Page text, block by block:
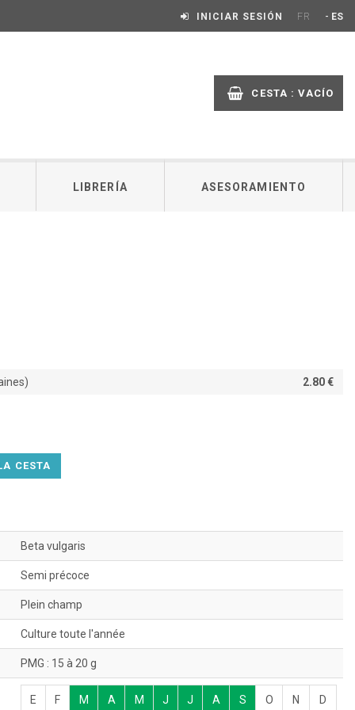
INICIAR SESIÓN FR - ES
CESTA : VACÍO
LIBRERÍA ASESORAMIENTO
2.80 €
CESTA
Beta vulgaris
Semi précoce
Plein champ
Culture toute l'année
PMG : 15 à 20 g
E F M A M J J A S O N D